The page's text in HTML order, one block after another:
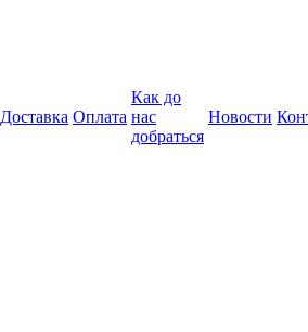
Доставка Оплата
Как до
нас
добраться
Новости